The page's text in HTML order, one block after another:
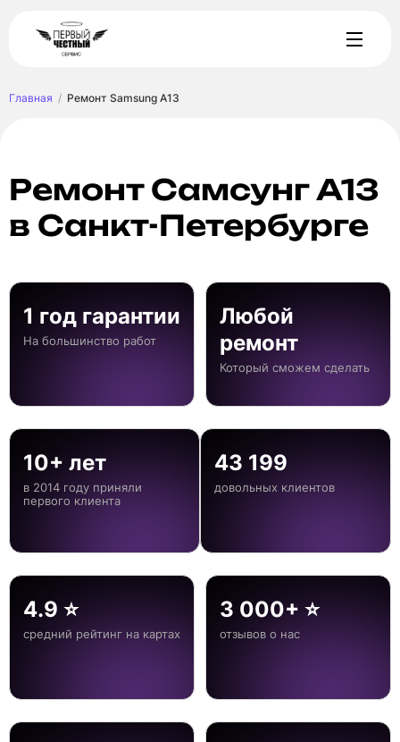
Главная Ремонт Samsung A13
Ремонт Самсунг A13
в Санкт-Петербурге
1 год гарантии
На большинство работ
Любой
ремонт
Который сможем сделать
10+ лет
в 2014 году приняли
первого клиента
43 199
довольных клиентов
4.9 ⭐
средний рейтинг на картах
3 000+ ⭐
отзывов о нас